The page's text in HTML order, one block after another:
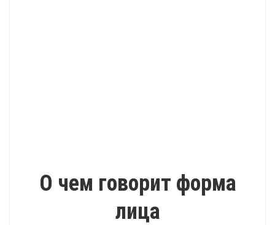
О чем говорит форма
лица